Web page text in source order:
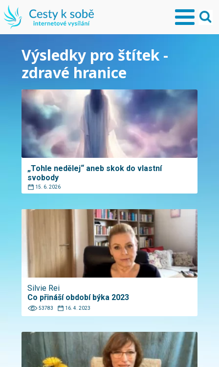
Výsledky pro štítek -
zdravé hranice
„Tohle nedělej“ aneb skok do vlastní
svobody
15. 6. 2026
Silvie Rei
Co přináší období býka 2023
53783 16. 4. 2023